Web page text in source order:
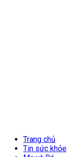
Trang chủ
Tin sức khỏe